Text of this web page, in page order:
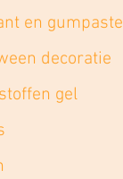
en gumpaste
decoratie
gel